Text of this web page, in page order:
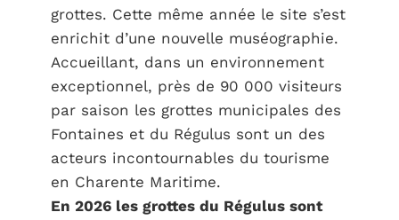
grottes. Cette même année le site s’est
enrichit d’une nouvelle muséographie.
Accueillant, dans un environnement
exceptionnel, près de 90 000 visiteurs
par saison les grottes municipales des
Fontaines et du Régulus sont un des
acteurs incontournables du tourisme
en Charente Maritime.
En 2026 les grottes du Régulus sont